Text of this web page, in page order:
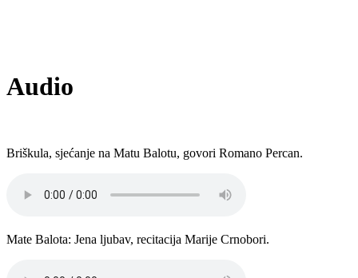
Audio
Briškula, sjećanje na Matu Balotu, govori Romano Percan.
Mate Balota: Jena ljubav, recitacija Marije Crnobori.